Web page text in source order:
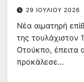
29 ΙΟΥΛΊΟΥ 2026
Νέα αιματηρή
της τουλάχιστον
Οτούκπο, έπειτα
προκάλεσε…